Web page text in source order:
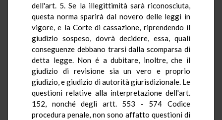
dell'art. 5. Se la illegittimità sarà riconosciuta,
questa norma sparirà dal novero delle leggi in
vigore, e la Corte di cassazione, riprendendo il
giudizio sospeso, dovrà decidere, essa, quali
conseguenze debbano trarsi dalla scomparsa di
detta legge. Non é a dubitare, inoltre, che il
giudizio di revisione sia un vero e proprio
giudizio, e giudizio di autorità giurisdizionale. Le
questioni relative alla interpretazione dell'art.
152, nonché degli artt. 553 - 574 Codice
procedura penale, non sono affatto questioni di